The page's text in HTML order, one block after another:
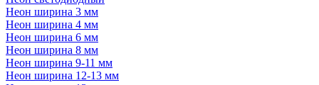
Неон ширина 3 мм
Неон ширина 4 мм
Неон ширина 6 мм
Неон ширина 8 мм
Неон ширина 9-11 мм
Неон ширина 12-13 мм